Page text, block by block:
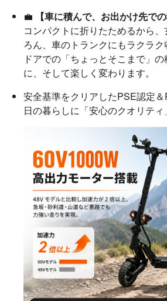
💼
【車に積んで、お出かけ先で
コンパクトに折りたためるから
ろん、車のトランクにもラクラ
ドアでの「ちょっとそこまで」
に、そして楽しく変わります。
安全基準をクリアしたPSE認定
日の暮らしに「安心のクオリティ